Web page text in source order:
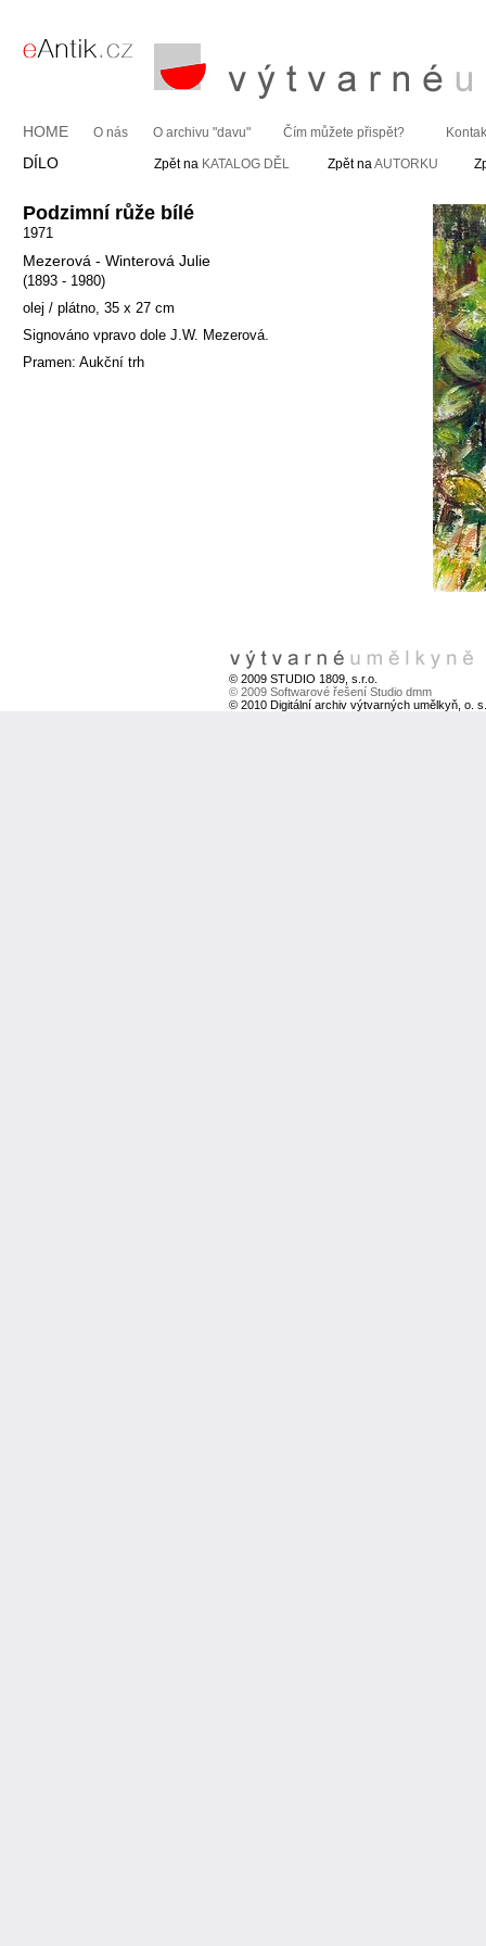
HOME O nás O archivu "davu" Čím můžete přispět?
DÍLO Zpět na KATALOG DĚL Zpět naAUTORKU
Podzimní růže bílé
1971
Mezerová - Winterová Julie
(1893 - 1980)
olej / plátno, 35 x 27 cm
Signováno vpravo dole J.W. Mezerová.
Pramen: Aukční trh
© 2009 STUDIO 1809, s.r.o.
© 2009 Softwarové řešení Studio dmm
© 2010 Digitální archiv výtvarných umělkyň, o. s.